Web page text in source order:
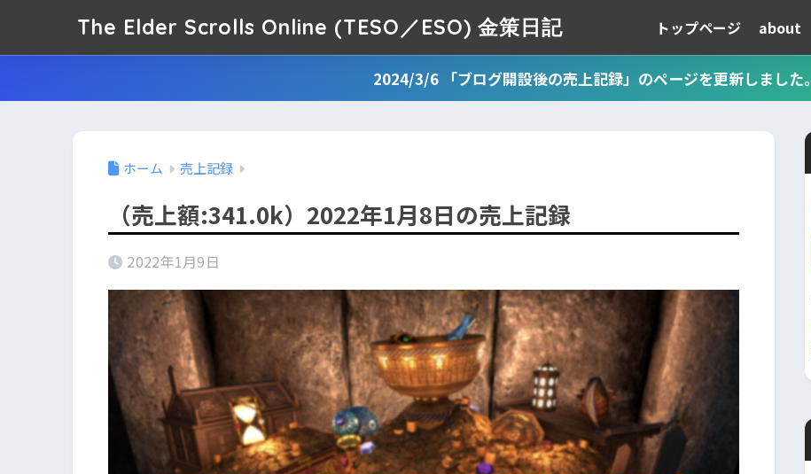
The Elder Scrolls Online (TESO／ESO) 金策日記 トップページ about
2024/3/6 「ブログ開設後の売上記録」のページを更新しました。
ホーム 売上記録
（売上額:341.0k）2022年1月8日の売上記録
2022年1月9日